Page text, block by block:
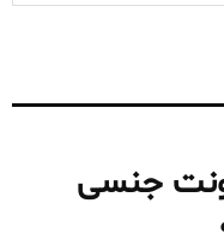
جنسی